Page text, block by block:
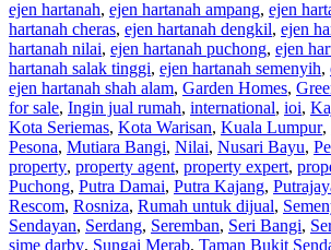
ejen hartanah, ejen hartanah ampang, ejen
hartanah cheras, ejen hartanah dengkil, ejen
hartanah nilai, ejen hartanah puchong, ejen
hartanah salak tinggi, ejen hartanah semenyih,
ejen hartanah shah alam, Garden Homes,
for sale, Ingin jual rumah, international, ioi,
Kota Seriemas, Kota Warisan, Kuala Lumpur,
Pesona, Mutiara Bangi, Nilai, Nusari Bayu,
property, property agent, property expert,
Puchong, Putra Damai, Putra Kajang,
Rescom, Rosniza, Rumah untuk dijual,
Sendayan, Serdang, Seremban, Seri Bangi,
sime darby, Sungai Merab, Taman Bukit